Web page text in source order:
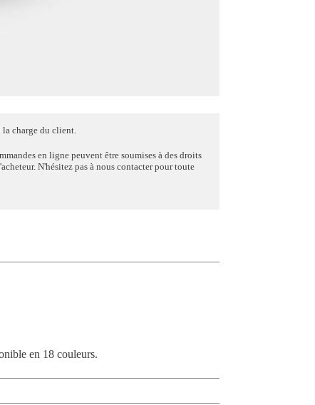
charge du client.
en ligne peuvent être soumises à des droits
N'hésitez pas à nous contacter pour toute
en 18 couleurs.